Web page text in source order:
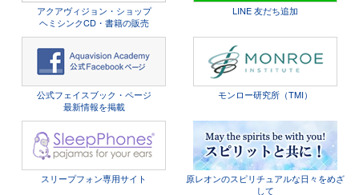
アクアヴィジョン・ショップ
ヘミシンクCD・書籍の販売
LINE 友だち追加
公式フェイスブック・ページ
最新情報を掲載
モンロー研究所（TMI）
スリープフォン専用サイト
原レオンのスピリチュアルな日々をめざ
して